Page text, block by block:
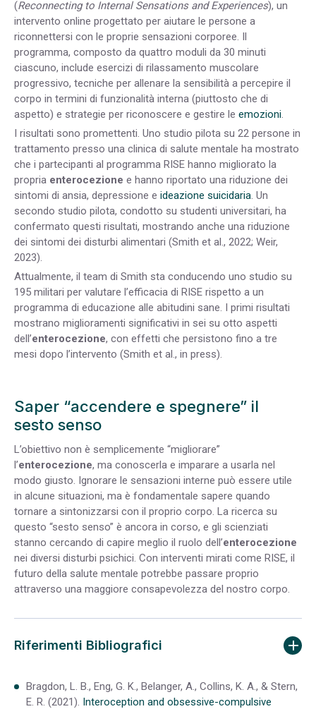
(Reconnecting to Internal Sensations and Experiences), un
intervento online progettato per aiutare le persone a
riconnettersi con le proprie sensazioni corporee. Il
programma, composto da quattro moduli da 30 minuti
ciascuno, include esercizi di rilassamento muscolare
progressivo, tecniche per allenare la sensibilità a percepire il
corpo in termini di funzionalità interna (piuttosto che di
aspetto) e strategie per riconoscere e gestire le emozioni.
I risultati sono promettenti. Uno studio pilota su 22 persone in
trattamento presso una clinica di salute mentale ha mostrato
che i partecipanti al programma RISE hanno migliorato la
propria enterocezione e hanno riportato una riduzione dei
sintomi di ansia, depressione e ideazione suicidaria. Un
secondo studio pilota, condotto su studenti universitari, ha
confermato questi risultati, mostrando anche una riduzione
dei sintomi dei disturbi alimentari (Smith et al., 2022; Weir,
2023).
Attualmente, il team di Smith sta conducendo uno studio su
195 militari per valutare l’efficacia di RISE rispetto a un
programma di educazione alle abitudini sane. I primi risultati
mostrano miglioramenti significativi in sei su otto aspetti
dell’enterocezione, con effetti che persistono fino a tre
mesi dopo l’intervento (Smith et al., in press).
Saper “accendere e spegnere” il
sesto senso
L’obiettivo non è semplicemente “migliorare”
l’enterocezione, ma conoscerla e imparare a usarla nel
modo giusto. Ignorare le sensazioni interne può essere utile
in alcune situazioni, ma è fondamentale sapere quando
tornare a sintonizzarsi con il proprio corpo. La ricerca su
questo “sesto senso” è ancora in corso, e gli scienziati
stanno cercando di capire meglio il ruolo dell’enterocezione
nei diversi disturbi psichici. Con interventi mirati come RISE, il
futuro della salute mentale potrebbe passare proprio
attraverso una maggiore consapevolezza del nostro corpo.
Riferimenti Bibliografici
Bragdon, L. B., Eng, G. K., Belanger, A., Collins, K. A., & Stern,
E. R. (2021). Interoception and obsessive-compulsive